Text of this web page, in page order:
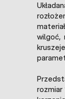
materiał
wilgoć,
rozmiar